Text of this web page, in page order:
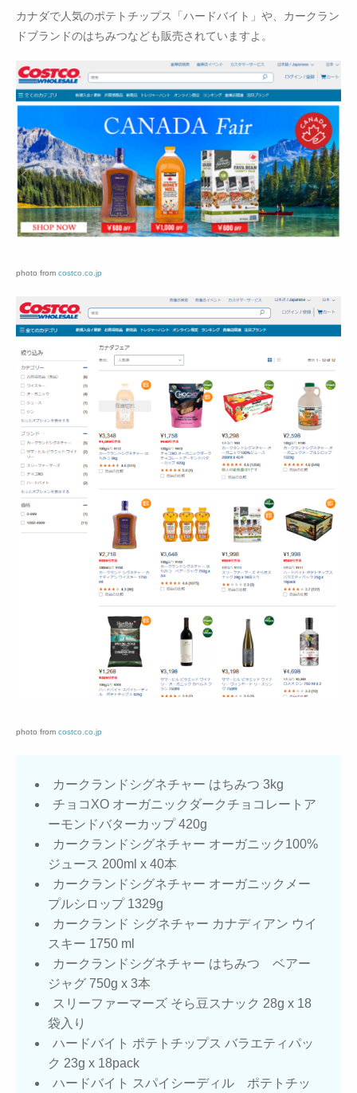
カナダで人気のポテトチップス「ハードバイト」や、カークラン
ドブランドのはちみつなども販売されていますよ。
photo from costco.co.jp
photo from costco.co.jp
カークランドシグネチャー はちみつ 3kg
チョコXO オーガニックダークチョコレートア
ーモンドバターカップ 420g
カークランドシグネチャー オーガニック100%
ジュース 200ml x 40本
カークランドシグネチャー オーガニックメー
プルシロップ 1329g
カークランド シグネチャー カナディアン ウイ
スキー 1750 ml
カークランドシグネチャー はちみつ ベアー
ジャグ 750g x 3本
スリーファーマーズ そら豆スナック 28g x 18
袋入り
ハードバイト ポテトチップス バラエティパッ
ク 23g x 18pack
ハードバイト スパイシーディル ポテトチッ